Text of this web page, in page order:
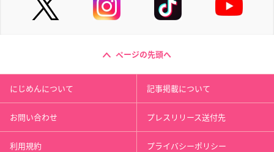
ページの先頭へ
にじめんについて 記事掲載について
お問い合わせ プレスリリース送付先
利用規約 プライバシーポリシー